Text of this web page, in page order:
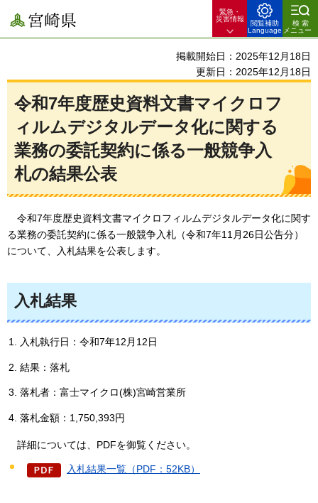
宮崎県
緊急・
災害情報
閲覧補助
Language
検索
メニュー
掲載開始日：2025年12月18日
更新日：2025年12月18日
令和7年度歴史資料文書マイクロフ
ィルムデジタルデータ化に関する
業務の委託契約に係る一般競争入
札の結果公表
令和7年度歴史資料文書マイクロフィルムデジタルデータ化に関す
る業務の委託契約に係る一般競争入札 （令和7年11月26日公告分）
について、入札結果を公表します。
入札結果
入札執行日：令和7年12月12日
結果：落札
落札者：富士マイクロ(株)宮崎営業所
落札金額：1,750,393円
詳細については、PDFを御覧ください。
入札結果一覧（PDF：52KB）